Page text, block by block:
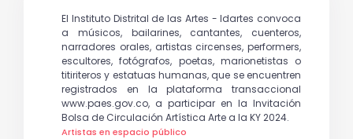
El Instituto Distrital de las Artes - Idartes convoca
a músicos, bailarines, cantantes, cuenteros,
narradores orales, artistas circenses, performers,
escultores, fotógrafos, poetas, marionetistas o
titiriteros y estatuas humanas, que se encuentren
registrados en la plataforma transaccional
www.paes.gov.co, a participar en la Invitación
Bolsa de Circulación Artística Arte a la KY 2024.
Artistas en espacio público